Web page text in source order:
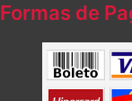
Formas de